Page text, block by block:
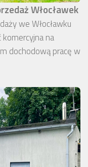
Włocławek
we Włocławku
na
dochodową pracę w